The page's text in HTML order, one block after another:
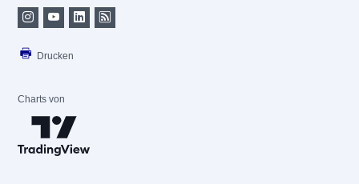
Drucken
Charts von